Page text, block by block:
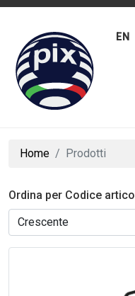
EN
Home Prodotti
Ordina per Codice